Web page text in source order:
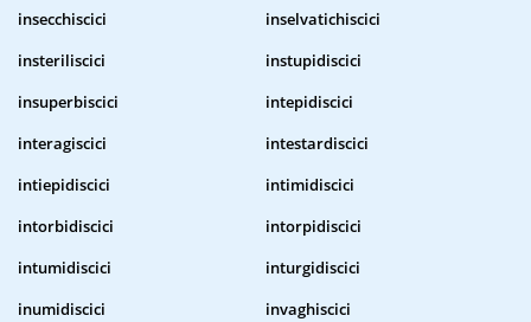
insecchiscici
inselvatichiscici
insteriliscici
instupidiscici
insuperbiscici
intepidiscici
interagiscici
intestardiscici
intiepidiscici
intimidiscici
intorbidiscici
intorpidiscici
intumidiscici
inturgidiscici
inumidiscici
invaghiscici